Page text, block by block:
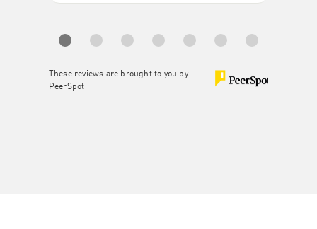
These reviews are brought to you by
PeerSpot